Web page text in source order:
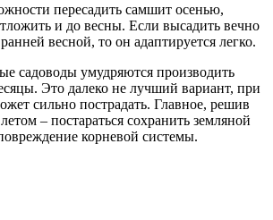
пересадить самшит осенью,
и до весны. Если высадить вечно
весной, то он адаптируется легко.
садоводы умудряются производить
Это далеко не лучший вариант, при
сильно пострадать. Главное, решив
– постараться сохранить земляной
корневой системы.